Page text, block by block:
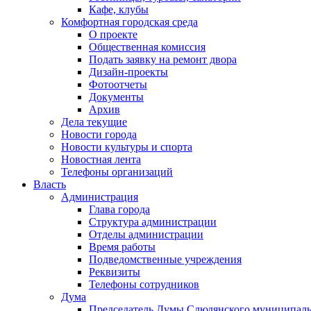
Кафе, клубы
Комфортная городская среда
О проекте
Общественная комиссия
Подать заявку на ремонт двора
Дизайн-проекты
Фотоотчеты
Документы
Архив
Дела текущие
Новости города
Новости культуры и спорта
Новостная лента
Телефоны организаций
Власть
Администрация
Глава города
Структура администрации
Отделы администрации
Время работы
Подведомственные учреждения
Реквизиты
Телефоны сотрудников
Дума